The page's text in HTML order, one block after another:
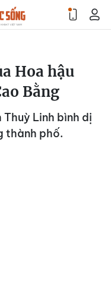
Hoa hậu
Bằng
Linh bình dị
thành phố.